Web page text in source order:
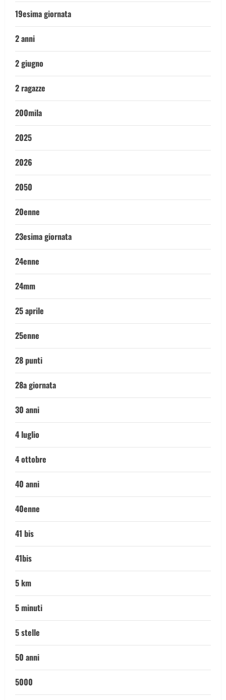
19esima giornata
2 anni
2 giugno
2 ragazze
200mila
2025
2026
2050
20enne
23esima giornata
24enne
24mm
25 aprile
25enne
28 punti
28a giornata
30 anni
4 luglio
4 ottobre
40 anni
40enne
41 bis
41bis
5 km
5 minuti
5 stelle
50 anni
5000